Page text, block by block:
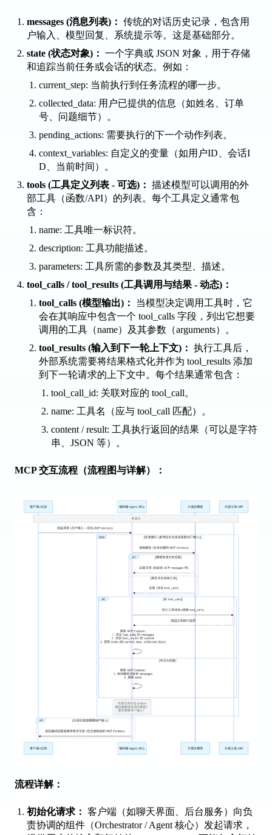
messages (消息列表)： 传统的对话历史记录，包含用
户输入、模型回复、系统提示等。这是基础部分。
state (状态对象)： 一个字典或 JSON 对象，用于存储
和追踪当前任务或会话的状态。例如：
current_step: 当前执行到任务流程的哪一步。
collected_data: 用户已提供的信息（如姓名、订单
号、问题细节）。
pending_actions: 需要执行的下一个动作列表。
context_variables: 自定义的变量（如用户ID、会话I
D、当前时间）。
tools (工具定义列表 - 可选)： 描述模型可以调用的外
部工具（函数/API）的列表。每个工具定义通常包
含：
name: 工具唯一标识符。
description: 工具功能描述。
parameters: 工具所需的参数及其类型、描述。
tool_calls /tool_results (工具调用与结果 - 动态)：
tool_calls (模型输出)：
当模型决定调用工具时，它
会在其响应中包含一个 tool_calls 字段，列出它想要
调用的工具（name）及其参数（arguments）。
tool_results (输入到下一轮上下文)： 执行工具后，
外部系统需要将结果格式化并作为 tool_results 添加
到下一轮请求的上下文中。每个结果通常包含：
tool_call_id: 关联对应的 tool_call。
name: 工具名（应与 tool_call 匹配）。
content /result: 工具执行返回的结果（可以是字符
串、JSON 等）。
MCP 交互流程（流程图与详解）：
流程详解：
初始化请求： 客户端（如聊天界面、后台服务）向负
责协调的组件（Orchestrator / Agent 核心）发起请求，